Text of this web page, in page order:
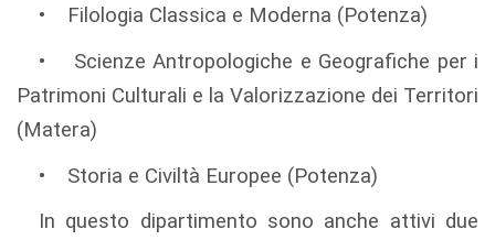
• Filologia Classica e Moderna (Potenza)
• Scienze Antropologiche e Geografiche per i
Patrimoni Culturali e la Valorizzazione dei Territori
(Matera)
• Storia e Civiltà Europee (Potenza)
In questo dipartimento sono anche attivi due